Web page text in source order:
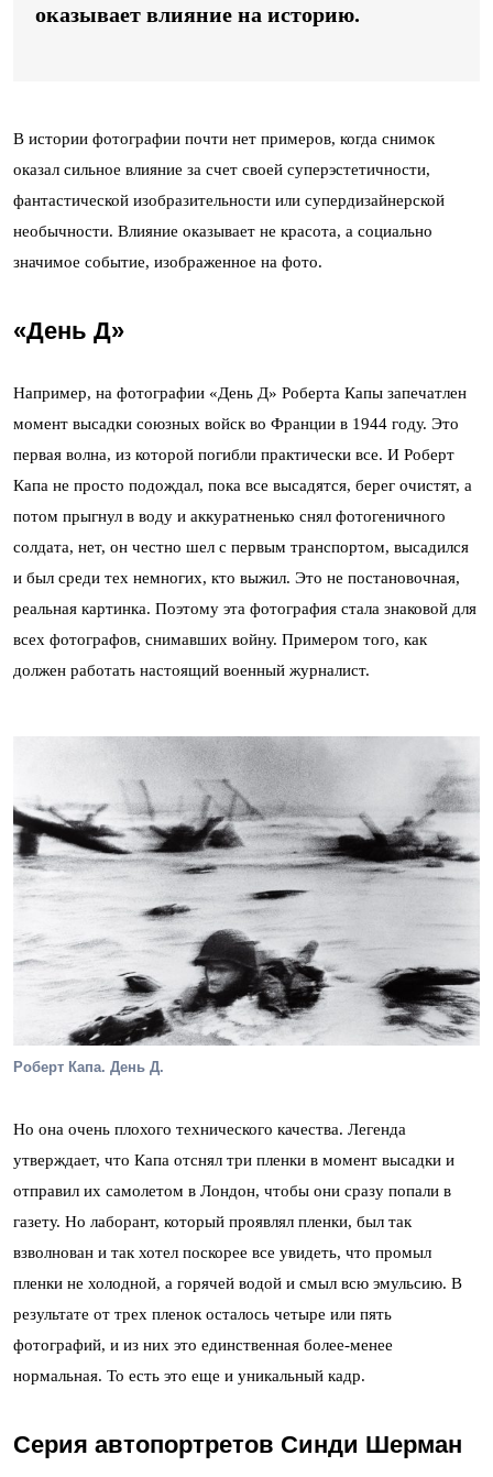
оказывает влияние на историю.
В истории фотографии почти нет примеров, когда снимок
оказал сильное влияние за счет своей суперэстетичности,
фантастической изобразительности или супердизайнерской
необычности. Влияние оказывает не красота, а социально
значимое событие, изображенное на фото.
«День Д»
Например, на фотографии «День Д» Роберта Капы запечатлен
момент высадки союзных войск во Франции в 1944 году. Это
первая волна, из которой погибли практически все. И Роберт
Капа не просто подождал, пока все высадятся, берег очистят, а
потом прыгнул в воду и аккуратненько снял фотогеничного
солдата, нет, он честно шел с первым транспортом, высадился
и был среди тех немногих, кто выжил. Это не постановочная,
реальная картинка. Поэтому эта фотография стала знаковой для
всех фотографов, снимавших войну. Примером того, как
должен работать настоящий военный журналист.
Роберт Капа. День Д.
Но она очень плохого технического качества. Легенда
утверждает, что Капа отснял три пленки в момент высадки и
отправил их самолетом в Лондон, чтобы они сразу попали в
газету. Но лаборант, который проявлял пленки, был так
взволнован и так хотел поскорее все увидеть, что промыл
пленки не холодной, а горячей водой и смыл всю эмульсию. В
результате от трех пленок осталось четыре или пять
фотографий, и из них это единственная более-менее
нормальная. То есть это еще и уникальный кадр.
Серия автопортретов Синди Шерман